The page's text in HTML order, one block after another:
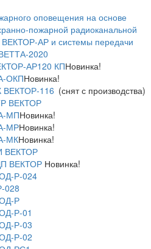
оповещения на основе
пожарной радиоканальной
АР и системы передачи
2020
АР120 КПНовинка!
ОКПНовинка!
ВЕКТОР-116 (снят с производства)
ВЕКТОР
МПНовинка!
МРНовинка!
МКНовинка!
ВЕКТОР
ВЕКТОР Новинка!
Р-024
028
Р
Р-01
Р-03
Р-02